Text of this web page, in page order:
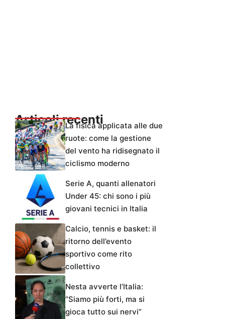
Articoli recentiLa fisica applicata alle due
ruote: come la gestione
del vento ha ridisegnato il
ciclismo moderno
Serie A, quanti allenatori
Under 45: chi sono i più
giovani tecnici in Italia
Calcio, tennis e basket: il
ritorno dell’evento
sportivo come rito
collettivo
Nesta avverte l’Italia:
“Siamo più forti, ma si
gioca tutto sui nervi”